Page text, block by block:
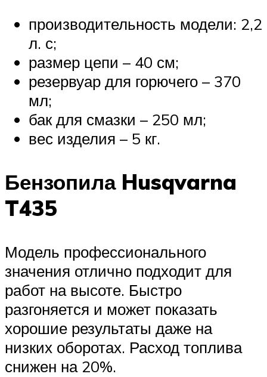
производительность модели: 2,2
л. с;
размер цепи – 40 см;
резервуар для горючего – 370
мл;
бак для смазки – 250 мл;
вес изделия – 5 кг.
Бензопила Husqvarna
T435
Модель профессионального
значения отлично подходит для
работ на высоте. Быстро
разгоняется и может показать
хорошие результаты даже на
низких оборотах. Расход топлива
снижен на 20%.